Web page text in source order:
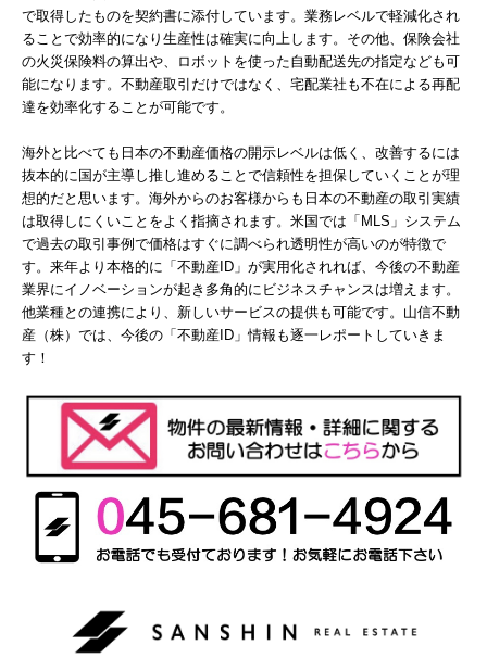
で取得したものを契約書に添付しています。業務レベルで軽減化され
ることで効率的になり生産性は確実に向上します。その他、保険会社
の火災保険料の算出や、ロボットを使った自動配送先の指定なども可
能になります。不動産取引だけではなく、宅配業社も不在による再配
達を効率化することが可能です。
海外と比べても日本の不動産価格の開示レベルは低く、改善するには
抜本的に国が主導し推し進めることで信頼性を担保していくことが理
想的だと思います。海外からのお客様からも日本の不動産の取引実績
は取得しにくいことをよく指摘されます。米国では「MLS」システム
で過去の取引事例で価格はすぐに調べられ透明性が高いのが特徴で
す。来年より本格的に「不動産ID」が実用化されれば、今後の不動産
業界にイノベーションが起き多角的にビジネスチャンスは増えます。
他業種との連携により、新しいサービスの提供も可能です。山信不動
産（株）では、今後の「不動産ID」情報も逐一レポートしていきま
す！